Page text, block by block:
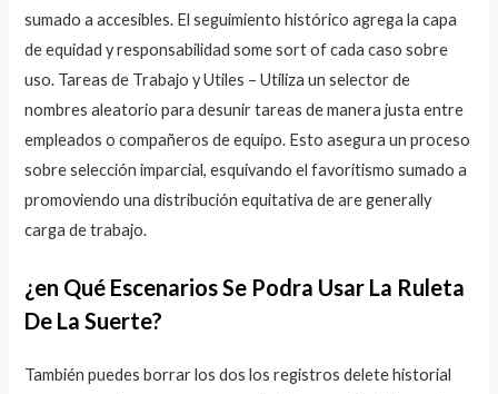
sumado a accesibles. El seguimiento histórico agrega la capa
de equidad y responsabilidad some sort of cada caso sobre
uso. Tareas de Trabajo y Utiles – Utiliza un selector de
nombres aleatorio para desunir tareas de manera justa entre
empleados o compañeros de equipo. Esto asegura un proceso
sobre selección imparcial, esquivando el favoritismo sumado a
promoviendo una distribución equitativa de are generally
carga de trabajo.
¿en Qué Escenarios Se Podra Usar La Ruleta
De La Suerte?
También puedes borrar los dos los registros delete historial